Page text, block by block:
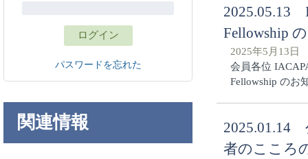
2025.05.13
Fellowship
2025年5月13日
会員各位
Fellowship のお
2025.01.14
者のこころ
パスワードを忘れた
関連情報